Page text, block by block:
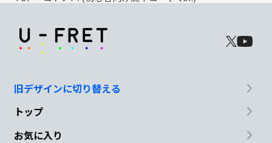
旧デザインに切り替える
トップ
お気に入り